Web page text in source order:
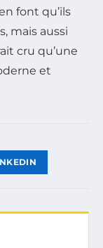
font qu’ils
mais aussi
cru qu’une
et